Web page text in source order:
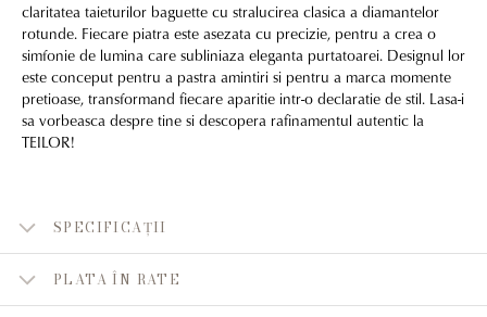
claritatea taieturilor baguette cu stralucirea clasica a diamantelor
rotunde. Fiecare piatra este asezata cu precizie, pentru a crea o
simfonie de lumina care subliniaza eleganta purtatoarei. Designul lor
este conceput pentru a pastra amintiri si pentru a marca momente
pretioase, transformand fiecare aparitie intr-o declaratie de stil. Lasa-i
sa vorbeasca despre tine si descopera rafinamentul autentic la
TEILOR!
SPECIFICAȚII
PLATA ÎN RATE